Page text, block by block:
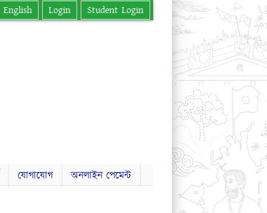
English Login Student Login
যোগাযোগ অনলাইন পেমেন্ট